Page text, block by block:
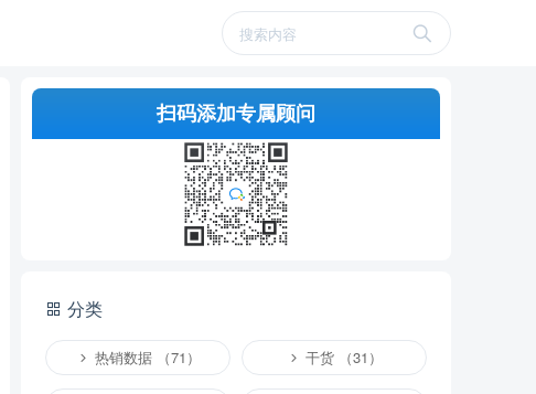
扫码添加专属顾问
分类
热销数据 （71） 干货 （31）